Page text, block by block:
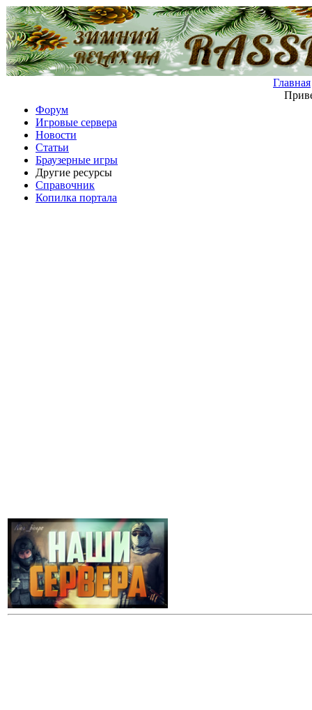
Главная
Форум
Игровые сервера
Новости
Статьи
Браузерные игры
Другие ресурсы
Справочник
Копилка портала